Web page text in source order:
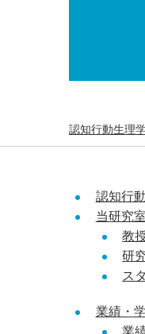
認知行動生理
認知行
当研究
教
研
ス
業績・
業